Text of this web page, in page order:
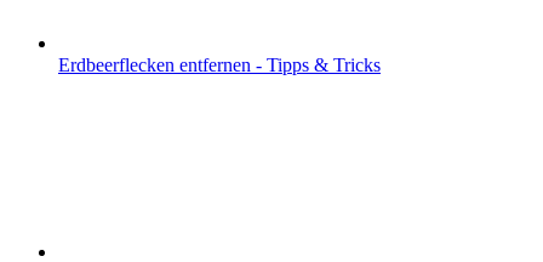
Erdbeerflecken entfernen - Tipps & Tricks